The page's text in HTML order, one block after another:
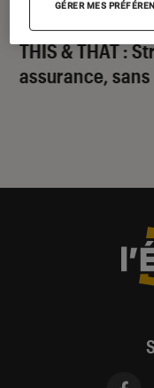
THIS & THAT:
assurance,
Musique • 07
GÉRER MES